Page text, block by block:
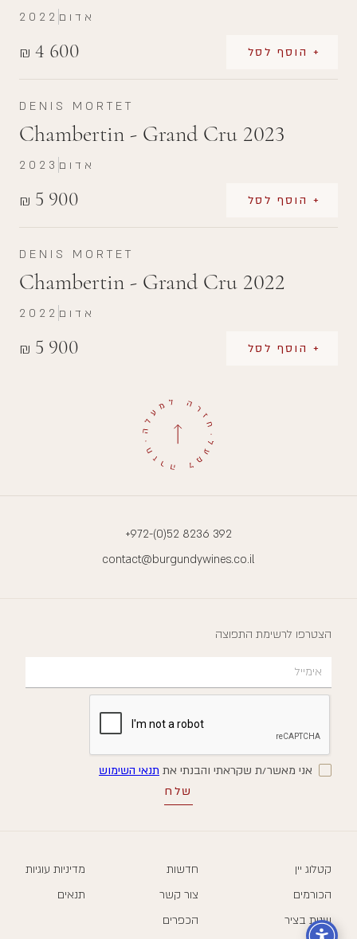
₪ 4 600 + הוסף לסל
2022 אדום
DENIS MORTET
Chambertin - Grand Cru 2023
₪ 5 900 + הוסף לסל
2023 אדום
DENIS MORTET
Chambertin - Grand Cru 2022
₪ 5 900 + הוסף לסל
2022 אדום
+972-(0)52 8236 392
contact@burgundywines.co.il
הצטרפו לרשימת התפוצה
אני מאשר/ת שקראתי והבנתי את תנאי השימוש
קטלוג יין
הכורמים
שנות בציר
חדשות
צור קשר
הכפרים
מדיניות עוגיות
תנאים